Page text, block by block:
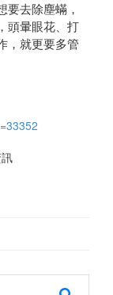
要去除塵蟎，
頭暈眼花、打
，就更要多管